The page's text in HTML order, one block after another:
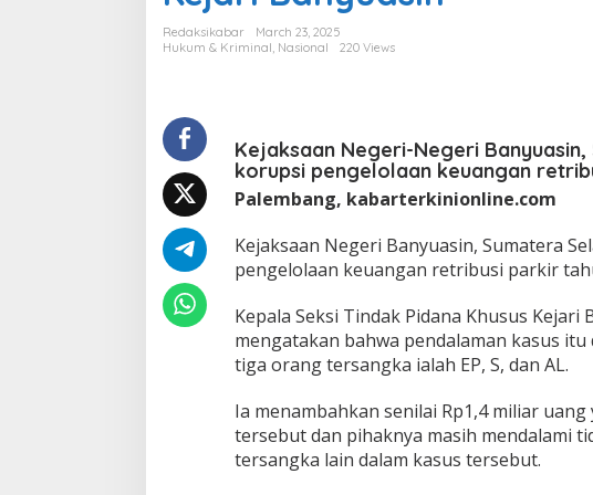
s
p
l
o
l
a
n
r
r
i
b
s
i
p
a
Redaksikabar
March 23, 2025
Hukum & Kriminal Nasional 220 Views
Kejaksaan Negeri-Negeri
korupsi pengelolaan keuangan
Palembang, kabarterkinionline.com
Kejaksaan Negeri Banyuasin, Sumatera
pengelolaan keuangan retribusi parkir
Kepala Seksi Tindak Pidana Khusus Kejari
mengatakan bahwa pendalaman kasus
tiga orang tersangka ialah EP, S, dan AL.
Ia menambahkan senilai Rp1,4 miliar
tersebut dan pihaknya masih mendalami
tersangka lain dalam kasus tersebut.